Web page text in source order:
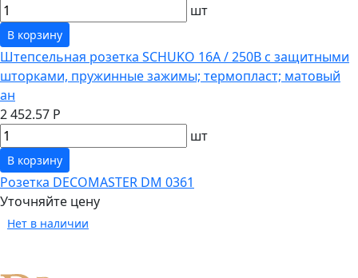
шт
В корзину
Штепсельная розетка SCHUKO 16А / 250В с защитными
шторками, пружинные зажимы; термопласт; матовый
ан
2 452.57 Р
шт
В корзину
Розетка DECOMASTER DM 0361
Уточняйте цену
Нет в наличии